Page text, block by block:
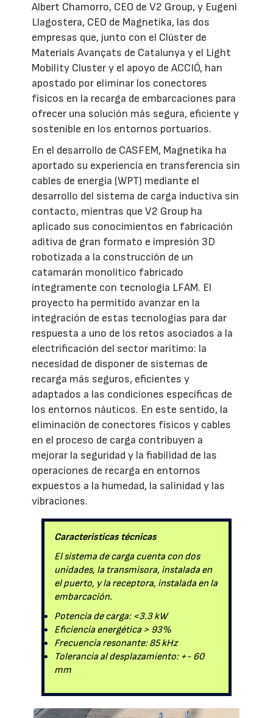
Albert Chamorro, CEO de V2 Group, y Eugeni
Llagostera, CEO de Magnetika, las dos
empresas que, junto con el Clúster de
Materials Avançats de Catalunya y el Light
Mobility Cluster y el apoyo de ACCIÓ, han
apostado por eliminar los conectores
físicos en la recarga de embarcaciones para
ofrecer una solución más segura, eficiente y
sostenible en los entornos portuarios.
En el desarrollo de CASFEM, Magnetika ha
aportado su experiencia en transferencia sin
cables de energía (WPT) mediante el
desarrollo del sistema de carga inductiva sin
contacto, mientras que V2 Group ha
aplicado sus conocimientos en fabricación
aditiva de gran formato e impresión 3D
robotizada a la construcción de un
catamarán monolítico fabricado
íntegramente con tecnología LFAM. El
proyecto ha permitido avanzar en la
integración de estas tecnologías para dar
respuesta a uno de los retos asociados a la
electrificación del sector marítimo: la
necesidad de disponer de sistemas de
recarga más seguros, eficientes y
adaptados a las condiciones específicas de
los entornos náuticos. En este sentido, la
eliminación de conectores físicos y cables
en el proceso de carga contribuyen a
mejorar la seguridad y la fiabilidad de las
operaciones de recarga en entornos
expuestos a la humedad, la salinidad y las
vibraciones.
Características técnicas
El sistema de carga cuenta con dos
unidades, la transmisora, instalada en
el puerto, y la receptora, instalada en la
embarcación.
Potencia de carga: <3.3 kW
Eficiencia energética > 93%
Frecuencia resonante: 85 kHz
Tolerancia al desplazamiento: +- 60
mm